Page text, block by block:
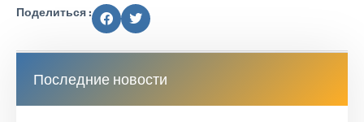
Поделиться :
Последние новости